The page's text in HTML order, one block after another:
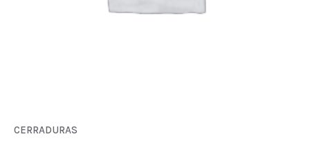
CERRADURAS